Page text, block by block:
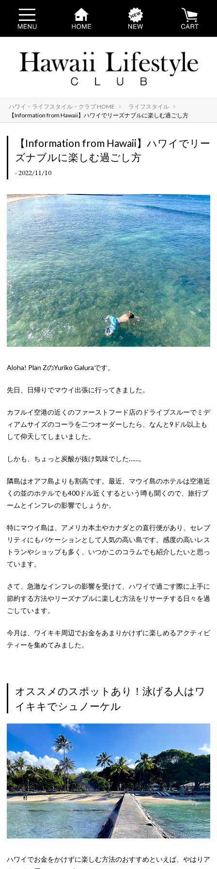
ハワイ・ライフスタイル・クラブ HOME
ライフスタイル
【Information from Hawaii】ハワイでリーズナブルに楽しむ過ごし方
【Information from Hawaii】ハワイでリー
ズナブルに楽しむ過ごし方
- 2022/11/10
Aloha! Plan ZのYuriko Galuraです。
先日、日帰りでマウイ出張に行ってきました。
カフルイ空港の近くのファーストフード店のドライブスルーでミデ
ィアムサイズのコーラを二つオーダーしたら、なんと9ドル以上も
して仰天してしまいました。
しかも、ちょっと炭酸が抜け気味でした……。
隣島はオアフ島よりも割高です。最近、マウイ島のホテルは空港近
くの並のホテルでも400ドル近くするという噂も聞くので、旅行ブ
ームとインフレの影響でしょうか。
特にマウイ島は、アメリカ本土やカナダとの直行便があり、セレブ
リティにもバケーションとして人気の高い島です。感度の高いレス
トランやショップも多く、いつかこのコラムでも紹介したいと思っ
ています。
さて、急激なインフレの影響を受けて、ハワイで過ごす際に上手に
節約する方法やリーズナブルに楽しむ方法をリサーチする日々を過
ごしています。
今月は、ワイキキ周辺でお金をあまりかけずに楽しめるアクティビ
ティーを集めてみました。
オススメのスポットあり！泳げる人はワ
イキキでシュノーケル
ハワイでお金をかけずに楽しむ方法のおすすめといえば、やはりア